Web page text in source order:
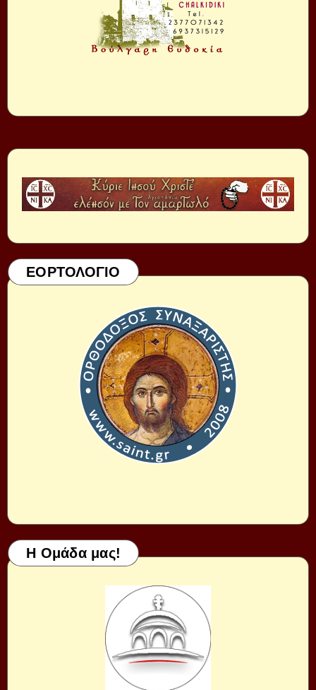
ΕΟΡΤΟΛΟΓΙΟ
Η Ομάδα μας!